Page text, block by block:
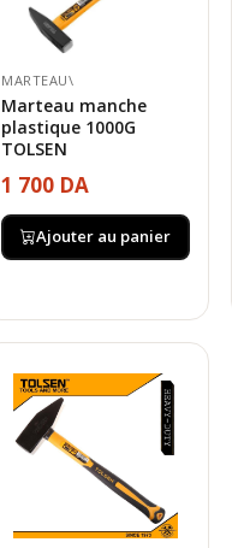
MARTEAU\
Marteau manche
plastique 1000G
TOLSEN
1 700 DA
Ajouter au panier